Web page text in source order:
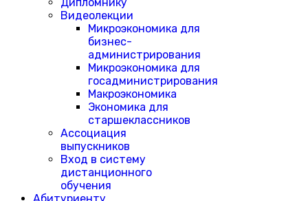
Видеолекции
Микроэкономика для
бизнес-
администрирования
Микроэкономика для
госадминистрирования
Макроэкономика
Экономика для
старшеклассников
Ассоциация
выпускников
Вход в систему
дистанционного
обучения